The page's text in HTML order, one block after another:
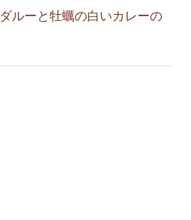
ルーと牡蠣の白いカレーの